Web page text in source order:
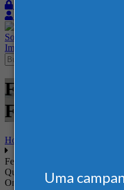
Uma
Sobre
Imprensa
Feiras -
Feira Nacional
Home
Feiras
Quando
Onde